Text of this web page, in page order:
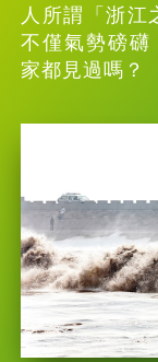
人所謂「浙江
不僅氣勢磅礴
家都見過嗎？